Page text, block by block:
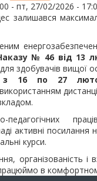
- пт, 27/02/2026 -
залишався
№ 46 від 13
здобувачів вищої
з 16 по 27
активні посилання
курси.
організованість і
в